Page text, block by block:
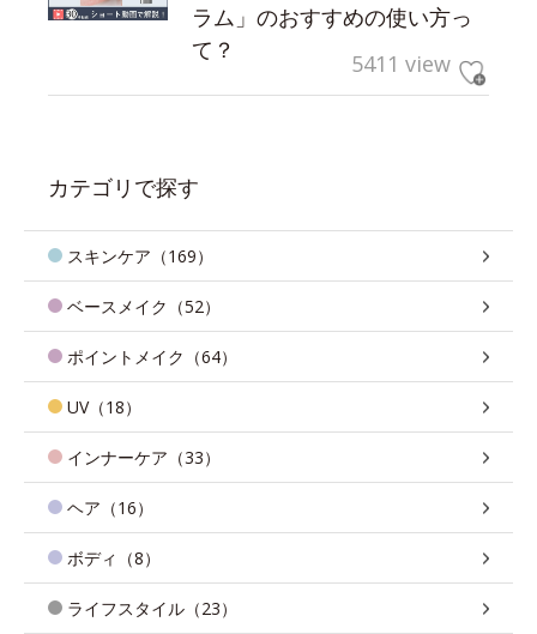
ラム」のおすすめの使い方っ
て？
5411 view
カテゴリで探す
スキンケア（169）
ベースメイク（52）
ポイントメイク（64）
UV（18）
インナーケア（33）
ヘア（16）
ボディ（8）
ライフスタイル（23）